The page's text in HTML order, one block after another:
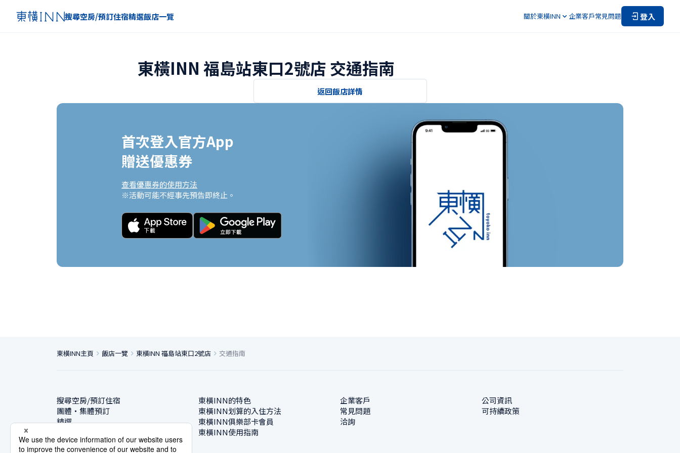
搜尋空房/預訂住宿精選飯店一覽 關於東橫INN 企業客戶常見問題 登入
東橫INN 福島站東口2號店 交通指南
返回飯店詳情
首次登入官方App
贈送優惠券
查看優惠券的使用方法
※活動可能不經事先預告即終止。
東橫INN主頁 飯店一覽 東橫INN 福島站東口2號店 交通指南
搜尋空房/預訂住宿
團體・集體預訂
精選
東橫INN的特色
東橫INN划算的入住方法
東橫INN俱樂部卡會員
東橫INN使用指南
企業客戶
常見問題
洽詢
公司資訊
可持續政策